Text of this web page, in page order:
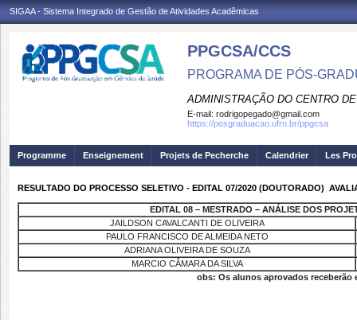
SIGAA - Sistema Integrado de Gestão de Atividades Acadêmicas
PPGCSA/CCS
PROGRAMA DE PÓS-
ADMINISTRAÇÃO DO CENTRO
E-mail: rodrigopegado@gmail.com
https://posgraduacao.ufrn.br/ppgcsa
Programme Enseignement Projets de Pecherche Calendrier Les
RESULTADO DO PROCESSO SELETIVO - EDITAL 07/2020 (DOUTORADO) 
EDITAL 08 – MESTRADO – ANÁLISE DOS
JAILDSON CAVALCANTI DE OLIVEIRA
PAULO FRANCISCO DE ALMEIDA NETO
ADRIANA OLIVEIRA DE SOUZA
MARCIO CÂMARA DA SILVA
obs: Os alunos aprovados receberão